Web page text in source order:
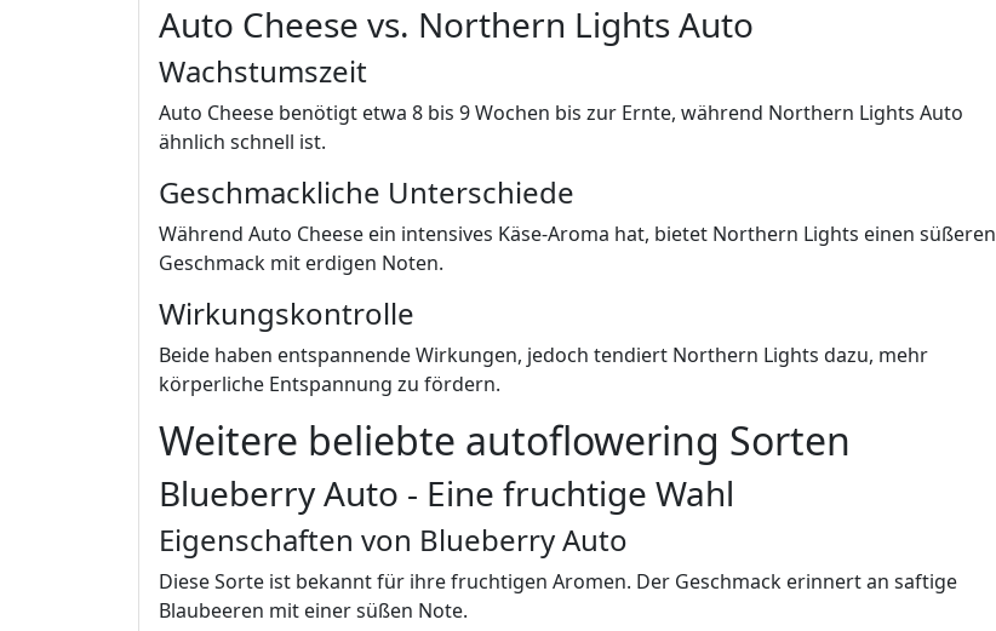
Auto Cheese vs. Northern Lights Auto
Wachstumszeit
Auto Cheese benötigt etwa 8 bis 9 Wochen bis zur Ernte, während Northern Lights Auto
ähnlich schnell ist.
Geschmackliche Unterschiede
Während Auto Cheese ein intensives Käse-Aroma hat, bietet Northern Lights einen süßeren
Geschmack mit erdigen Noten.
Wirkungskontrolle
Beide haben entspannende Wirkungen, jedoch tendiert Northern Lights dazu, mehr
körperliche Entspannung zu fördern.
Weitere beliebte autoflowering Sorten
Blueberry Auto - Eine fruchtige Wahl
Eigenschaften von Blueberry Auto
Diese Sorte ist bekannt für ihre fruchtigen Aromen. Der Geschmack erinnert an saftige
Blaubeeren mit einer süßen Note.